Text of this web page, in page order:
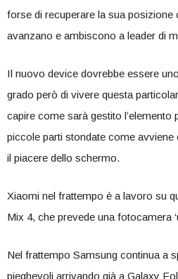
forse di recuperare la sua posizione
avanzano e ambiscono a leader di
Il nuovo device dovrebbe essere
grado però di vivere questa
capire come sarà gestito l’elemento
piccole parti stondate come avviene
il piacere dello schermo.
Xiaomi nel frattempo è a lavoro su
Mix 4, che prevede una fotocamera
Nel frattempo Samsung continua a
pieghevoli arrivando già a Galaxy